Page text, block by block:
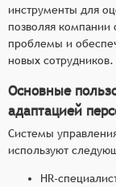
инструменты для
позволяя компании
проблемы и
новых сотрудников.
Основные
адаптацией
Системы
используют
HR-